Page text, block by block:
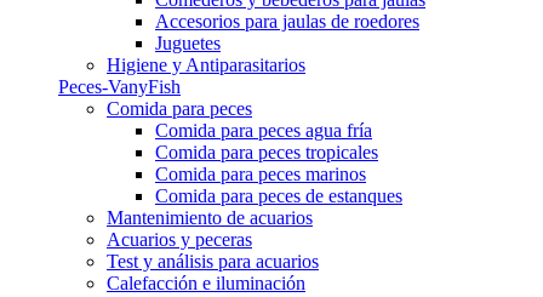
Accesorios para jaulas de roedores
Juguetes
Higiene y Antiparasitarios
Peces-VanyFish
Comida para peces
Comida para peces agua fría
Comida para peces tropicales
Comida para peces marinos
Comida para peces de estanques
Mantenimiento de acuarios
Acuarios y peceras
Test y análisis para acuarios
Calefacción e iluminación